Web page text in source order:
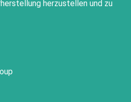
herzustellen und zu